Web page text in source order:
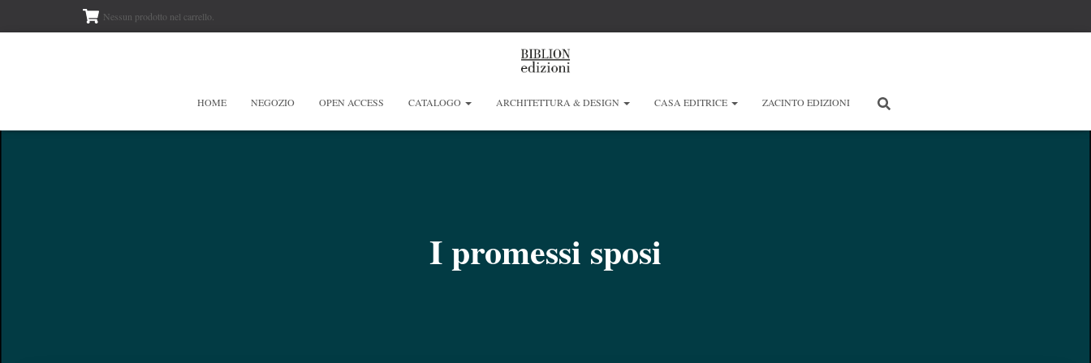
Nessun prodotto nel carrello.
HOME NEGOZIO OPEN ACCESS CATALOGO ARCHITETTURA & DESIGN CASA EDITRICE ZACINTO EDIZIONI
I promessi sposi